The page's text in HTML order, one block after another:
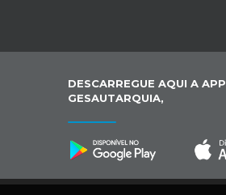
DESCARREGUE AQUI A APP
GESAUTARQUIA,